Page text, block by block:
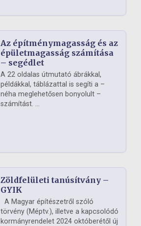
Az építménymagasság és az
épületmagasság számítása
– segédlet
A 22 oldalas útmutató ábrákkal,
példákkal, táblázattal is segíti a –
néha meglehetősen bonyolult –
számítást. ...
Zöldfelületi tanúsítvány –
GYIK
A Magyar építészetről szóló
törvény (Méptv.), illetve a kapcsolódó
kormányrendelet 2024 októberétől új